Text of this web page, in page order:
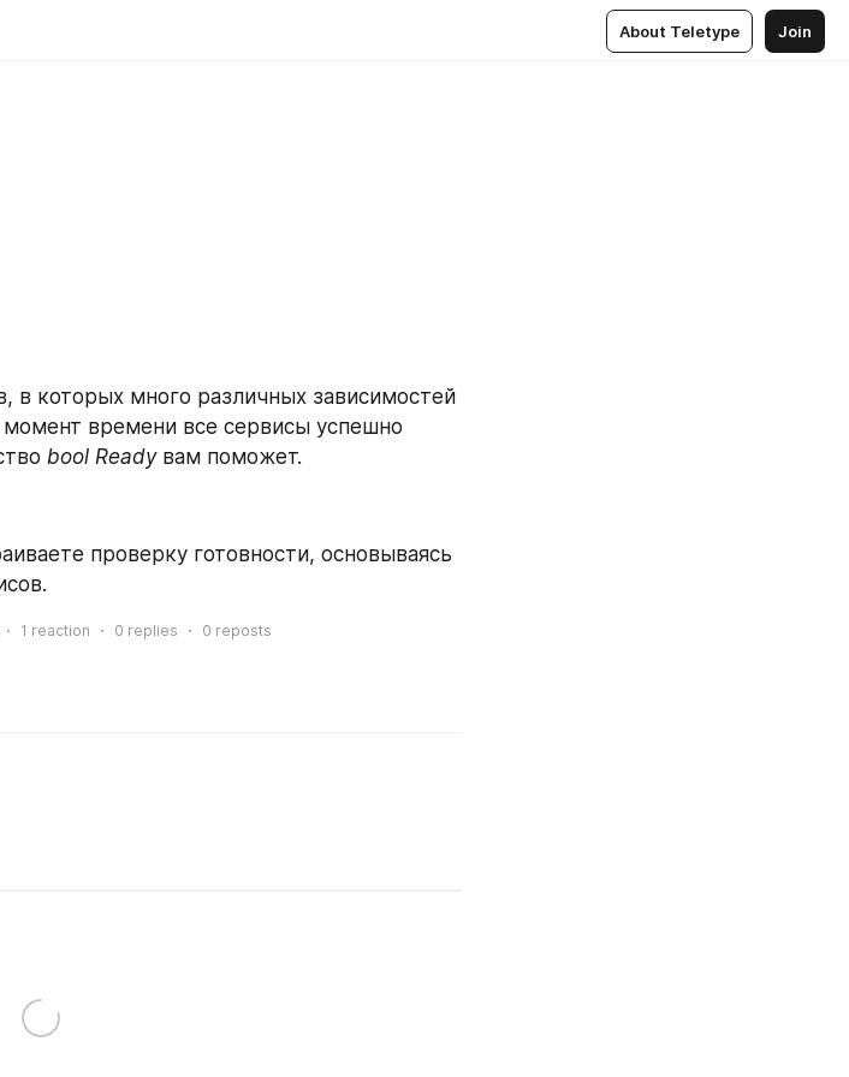
About Teletype Join
в которых много различных зависимостей
момент времени все сервисы успешно
bool Ready вам поможет.
проверку готовности, основываясь
1 reaction 0 replies 0 reposts